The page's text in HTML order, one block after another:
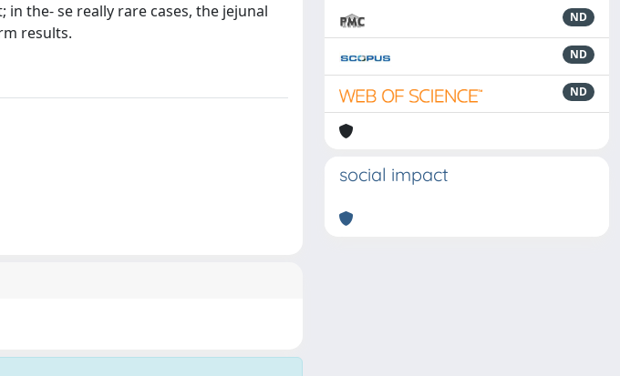
the- se really rare cases, the jejunal
results.
ND
ND
ND
social impact